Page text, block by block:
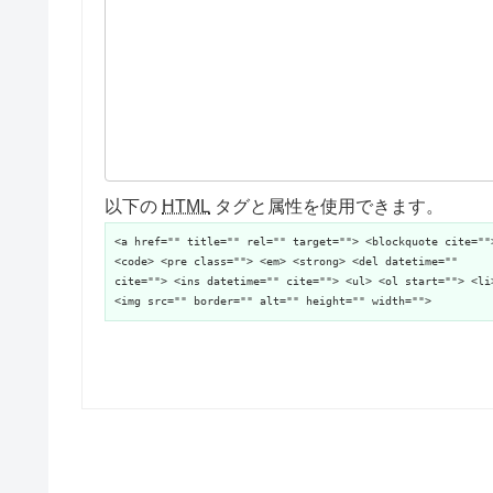
以下の HTML タグと属性を使用できます。
<a href="" title="" rel="" target=""> <blockquote
<code> <pre class=""> <em> <strong> <del datetime=""
cite=""> <ins datetime="" cite=""> <ul> <ol start="">
<img src="" border="" alt="" height="" width="">